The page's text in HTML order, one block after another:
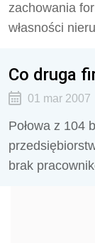
zachowania
własności
Co druga
01 mar 2007
Połowa z 104
brak